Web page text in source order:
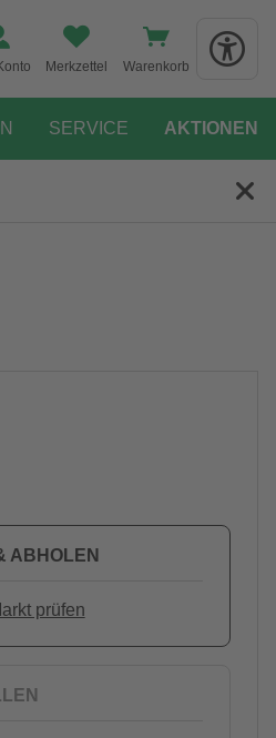
Merkzettel Warenkorb
SERVICE AKTIONEN
ABHOLEN
prüfen